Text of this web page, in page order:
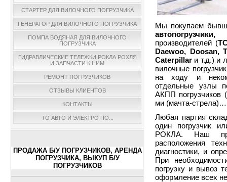
СТАРТЕР ДЛЯ ВИЛОЧНОГО ПОГРУЗЧИКА
ГЕНЕРАТОР ДЛЯ ВИЛОЧНОГО ПОГРУЗЧИКА
ПОМПА ВОДЯНАЯ ДЛЯ ВИЛОЧНОГО
ПОГРУЗЧИКА
ГИДРАВЛИЧЕСКИЕ ТЕЛЕЖКИ РОКЛА РОХЛЯ
И ЗАПЧАСТИ К НИМ
РЕМОНТ ПОГРУЗЧИКОВ
ОТЗЫВЫ КЛИЕНТОВ
КОНТАКТЫ
ТО АВТО И ЭЛЕКТРО ПО...
ПРОДАЖА Б/У ПОГРУЗЧИКОВ, АРЕНДА
ПОГРУЗЧИКА, ВЫКУП Б/У
ПОГРУЗЧИКОВ
Мы покупаем
производителей (
Daewoo, Doosan,
Caterpillar и т.д.) и
вилочные
на ходу и
отдельные узлы
АКПП погрузчиков
ми (мачта-стрела)…
Любая партия
один погрузчик
РОКЛА. Наш
расположения
диагностики, и
При
погрузку и вывоз
оформление всех